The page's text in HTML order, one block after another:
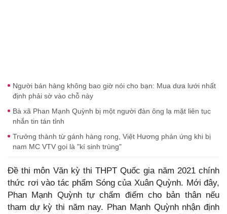
Người bán hàng không bao giờ nói cho bạn: Mua dưa lưới nhất
định phải sờ vào chỗ này
Bà xã Phan Mạnh Quỳnh bị một người đàn ông lạ mặt liên tục
nhắn tin tán tỉnh
Trưởng thành từ gánh hàng rong, Việt Hương phản ứng khi bị
nam MC VTV gọi là "kí sinh trùng"
Đề thi môn Văn kỳ thi THPT Quốc gia năm 2021 chính
thức rơi vào tác phẩm Sóng của Xuân Quỳnh. Mới đây,
Phan Mạnh Quỳnh tự chấm điểm cho bản thân nếu
tham dự kỳ thi năm nay. Phan Mạnh Quỳnh nhận định